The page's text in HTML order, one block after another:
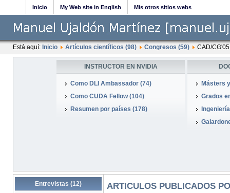
Inicio My Web site in English Mis otros sitios webs
Está aquí: Inicio Artículos científicos (98) Congresos (59) CAD/CG'05
INSTRUCTOR EN NVIDIA
Como DLI Ambassador (74)
Como CUDA Fellow (104)
Resumen por países (178)
Másters
Grados
Entrevistas (12) ARTICULOS PUBLICADOS